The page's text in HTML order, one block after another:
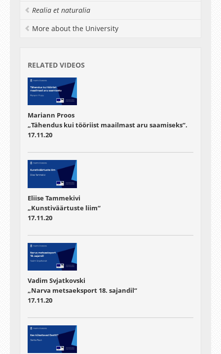
Realia et naturalia
More about the University
RELATED VIDEOS
Mariann Proos
„Tähendus kui tööriist maailmast aru saamiseks“.
17.11.20
Eliise Tammekivi
„Kunstiväärtuste liim“
17.11.20
Vadim Svjatkovski
„Narva metsaeksport 18. sajandil“
17.11.20